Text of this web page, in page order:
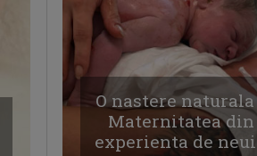
O nastere
Maternitatea
experienta de